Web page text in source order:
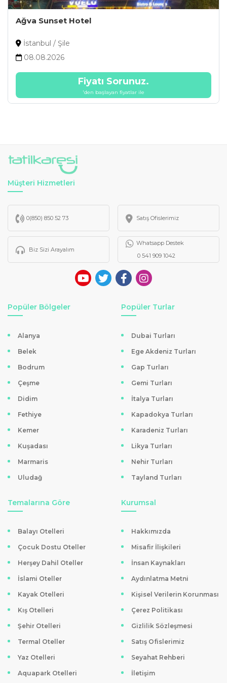
Ağva Sunset Hotel
İstanbul / Şile
08.08.2026
Fiyatı Sorunuz.
'den başlayan fiyatlar ile
Müşteri Hizmetleri
0(850) 850 52 73 Satış Ofislerimiz
Biz Sizi Arayalım
Whatsapp Destek
0 541 909 1042
Popüler Bölgeler
Alanya
Belek
Bodrum
Çeşme
Didim
Fethiye
Kemer
Kuşadası
Marmaris
Uludağ
Popüler Turlar
Dubai Turları
Ege Akdeniz Turları
Gap Turları
Gemi Turları
İtalya Turları
Kapadokya Turları
Karadeniz Turları
Likya Turları
Nehir Turları
Tayland Turları
Temalarına Göre
Balayı Otelleri
Çocuk Dostu Oteller
Herşey Dahil Oteller
İslami Oteller
Kayak Otelleri
Kış Otelleri
Şehir Otelleri
Termal Oteller
Yaz Otelleri
Aquapark Otelleri
Kurumsal
Hakkımızda
Misafir İlişkileri
İnsan Kaynakları
Aydınlatma Metni
Kişisel Verilerin Korunması
Çerez Politikası
Gizlilik Sözleşmesi
Satış Ofislerimiz
Seyahat Rehberi
İletişim